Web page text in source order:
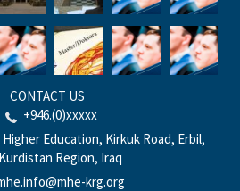
CONTACT US
+946.(0)xxxxx
Education, Kirkuk Road, Erbil,
Kurdistan Region, Iraq
krg.org